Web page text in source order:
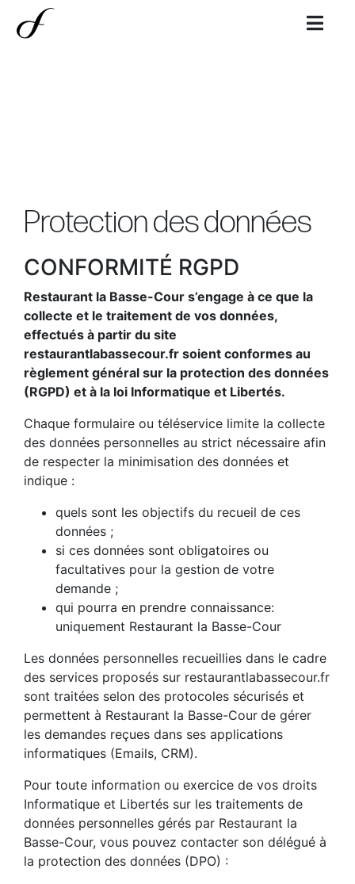
Protection des données
CONFORMITÉ RGPD
Restaurant la Basse-Cour s’engage à ce que la
collecte et le traitement de vos données,
effectués à partir du site
restaurantlabassecour.fr soient conformes au
règlement général sur la protection des données
(RGPD) et à la loi Informatique et Libertés.
Chaque formulaire ou téléservice limite la collecte
des données personnelles au strict nécessaire afin
de respecter la minimisation des données et
indique :
quels sont les objectifs du recueil de ces
données ;
si ces données sont obligatoires ou
facultatives pour la gestion de votre
demande ;
qui pourra en prendre connaissance:
uniquement Restaurant la Basse-Cour
Les données personnelles recueillies dans le cadre
des services proposés sur restaurantlabassecour.fr
sont traitées selon des protocoles sécurisés et
permettent à Restaurant la Basse-Cour de gérer
les demandes reçues dans ses applications
informatiques (Emails, CRM).
Pour toute information ou exercice de vos droits
Informatique et Libertés sur les traitements de
données personnelles gérés par Restaurant la
Basse-Cour, vous pouvez contacter son délégué à
la protection des données (DPO) :